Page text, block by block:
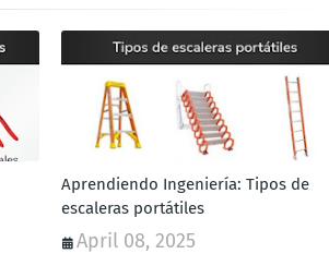
Aprendiendo Ingeniería: Tipos de
escaleras portátiles
April 08, 2025